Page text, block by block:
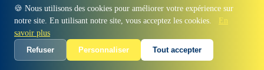
🍪 Nous utilisons des cookies pour améliorer votre expérience sur
notre site. En utilisant notre site, vous acceptez les cookies.
En
savoir plus
Refuser
Personnaliser Tout accepter